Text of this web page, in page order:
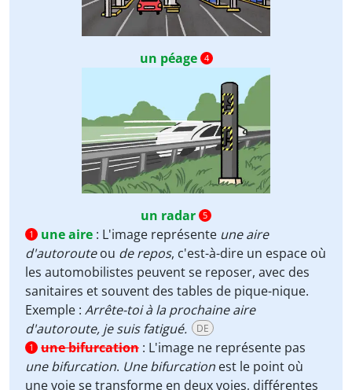
un péage 4
un radar 5
1
une aire : L'image représente une aire
d'autorouteou de repos, c'est-à-dire un espace où
les automobilistes peuvent se reposer, avec des
sanitaires et souvent des tables de pique-nique.
Exemple : Arrête-toi à la prochaine aire
d'autoroute, je suis fatigué.
DE
1 une bifurcation : L'image ne représente pas
une bifurcation. Une bifurcation est le point où
une voie se transforme en deux voies, différentes